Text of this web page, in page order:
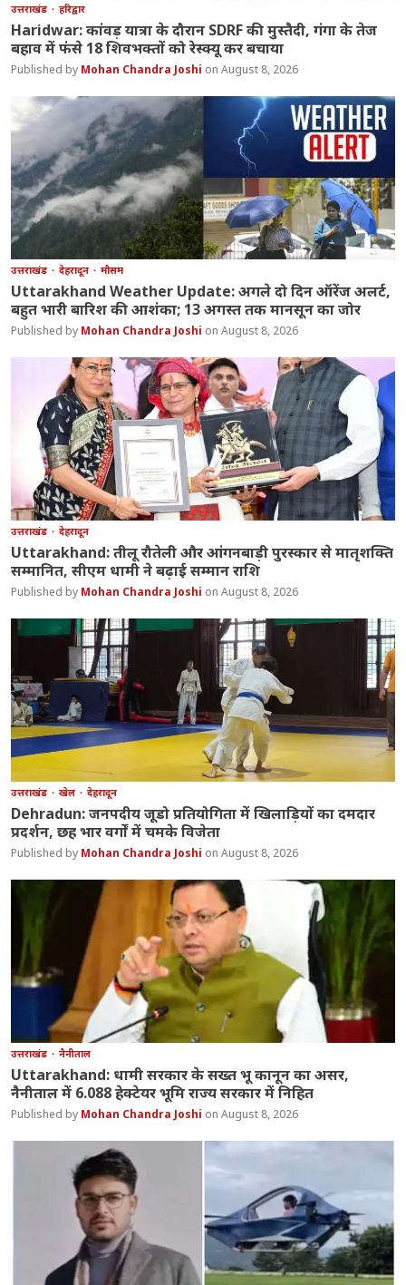
उत्तराखंड हरिद्वार
Haridwar: कांवड़ यात्रा के दौरान SDRF की मुस्तैदी, गंगा के तेज
बहाव में फंसे 18 शिवभक्तों को रेस्क्यू कर बचाया
Mohan Chandra Joshi August 8, 2026
उत्तराखंड देहरादून मौसम
Uttarakhand Weather Update: अगले दो दिन ऑरेंज अलर्ट,
बहुत भारी बारिश की आशंका; 13 अगस्त तक मानसून का जोर
Mohan Chandra Joshi August 8, 2026
उत्तराखंड देहरादून
Uttarakhand: तीलू रौतेली और आंगनबाड़ी पुरस्कार से मातृशक्ति
सम्मानित, सीएम धामी ने बढ़ाई सम्मान राशि
Mohan Chandra Joshi August 8, 2026
उत्तराखंड खेल देहरादून
Dehradun: जनपदीय जूडो प्रतियोगिता में खिलाड़ियों का दमदार
प्रदर्शन, छह भार वर्गों में चमके विजेता
Mohan Chandra Joshi August 8, 2026
उत्तराखंड नैनीताल
Uttarakhand: धामी सरकार के सख्त भू कानून का असर,
नैनीताल में 6.088 हेक्टेयर भूमि राज्य सरकार में निहित
Mohan Chandra Joshi August 8, 2026